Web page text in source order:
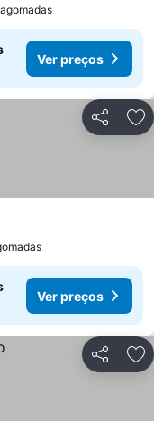
Ver preços
Partilhar
Ver preços
Partilhar